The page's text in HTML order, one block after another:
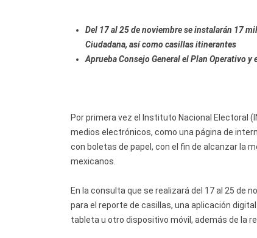
Del 17 al 25 de noviembre se instalarán 17
Ciudadana, así como casillas itinerantes
Aprueba Consejo General el Plan Operativo
Por primera vez el Instituto Nacional Electoral
medios electrónicos, como una página de
con boletas de papel, con el fin de alcanzar la
mexicanos.
En la consulta que se realizará del 17 al 25 de
para el reporte de casillas, una aplicación
tableta u otro dispositivo móvil, además de la